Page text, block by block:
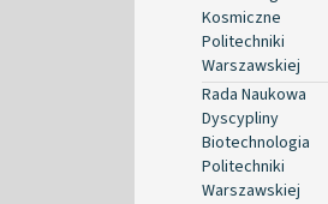
Kosmiczne
Politechniki
Warszawskiej
Rada Naukowa
Dyscypliny
Biotechnologia
Politechniki
Warszawskiej